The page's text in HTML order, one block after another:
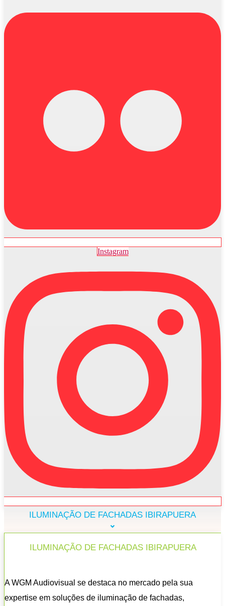
Instagram
ILUMINAÇÃO DE FACHADAS IBIRAPUERA
ILUMINAÇÃO DE FACHADAS IBIRAPUERA
A WGM Audiovisual se destaca no mercado pela sua
expertise em soluções de iluminação de fachadas,